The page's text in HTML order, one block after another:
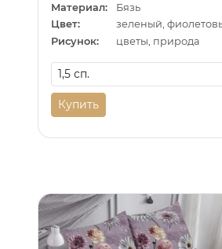
Материал:
Бязь
Цвет:
зеленый,
Рисунок:
цветы, природа
Купить